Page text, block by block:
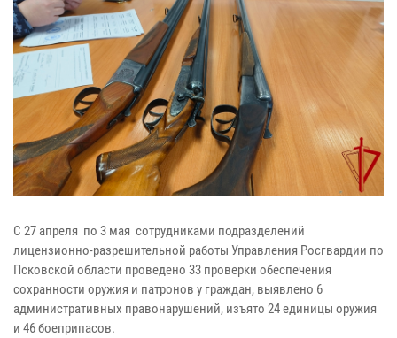
С 27 апреля по 3 мая сотрудниками подразделений
лицензионно-разрешительной работы Управления Росгвардии по
Псковской области проведено 33 проверки обеспечения
сохранности оружия и патронов у граждан, выявлено 6
административных правонарушений, изъято 24 единицы оружия
и 46 боеприпасов.